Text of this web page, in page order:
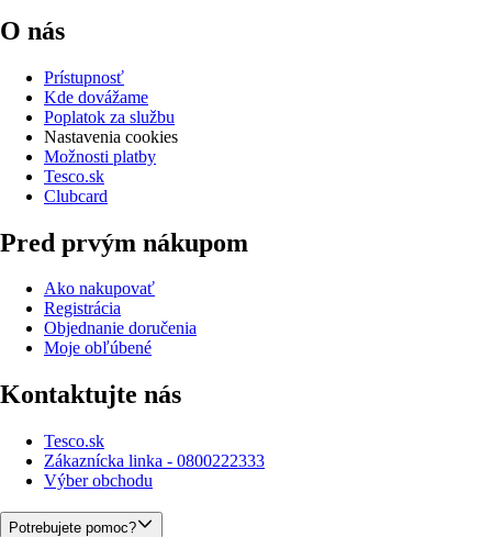
O nás
Prístupnosť
Kde dovážame
Poplatok za službu
Nastavenia cookies
Možnosti platby
Tesco.sk
Clubcard
Pred prvým nákupom
Ako nakupovať
Registrácia
Objednanie doručenia
Moje obľúbené
Kontaktujte nás
Tesco.sk
Zákaznícka linka - 0800222333
Výber obchodu
Potrebujete pomoc?